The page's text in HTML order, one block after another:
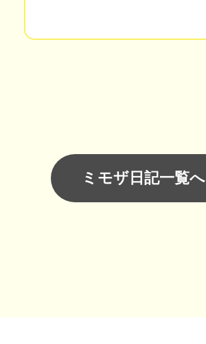
ミモザ日記一覧へ